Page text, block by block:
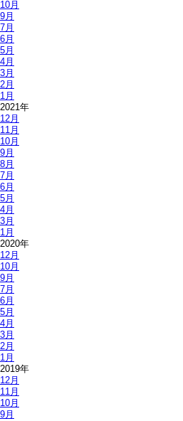
10月
9月
7月
6月
5月
4月
3月
2月
1月
2021年
12月
11月
10月
9月
8月
7月
6月
5月
4月
3月
1月
2020年
12月
10月
9月
7月
6月
5月
4月
3月
2月
1月
2019年
12月
11月
10月
9月